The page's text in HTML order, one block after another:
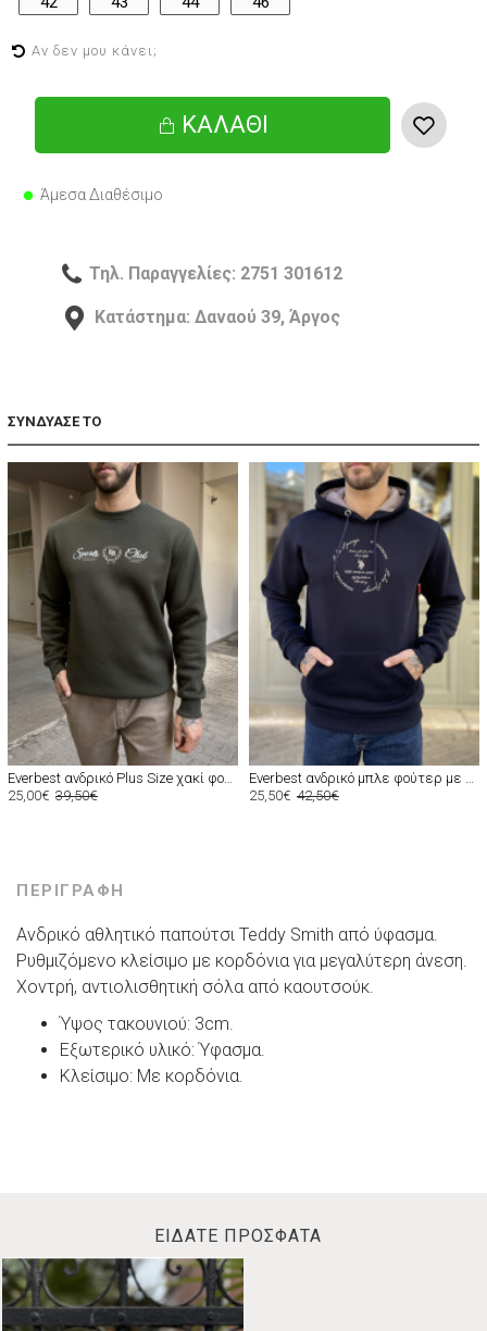
ΚΑΛΆΘΙ
Αν δεν μου κάνει;
Άμεσα Διαθέσιμο
ΠΕΡΙΓΡΑΦΗ
Ανδρικό αθλητικό παπούτσι Teddy Smith από ύφασμα.
Ρυθμιζόμενο κλείσιμο με κορδόνια για μεγαλύτερη άνεση.
Χοντρή, αντιολισθητική σόλα από καουτσούκ.
Ύψος τακουνιού: 3cm.
Εξωτερικό υλικό: Ύφασμα.
Κλείσιμο: Με κορδόνια.
Τηλ. Παραγγελίες: 2751 301612
Κατάστημα: Δαναού 39, Άργος
ΣΥΝΔΥΑΣΕ ΤΟ
Everbest ανδρικό Plus Size χακί φούτερ με τύπωμα 2610020X
25,00€ 39,50€
Everbest ανδρικό μπλε φούτερ με τύπωμα και κουκούλα 261009B
25,50€ 42,50€
ΕΙΔΑΤΕ ΠΡΟΣΦΑΤΑ